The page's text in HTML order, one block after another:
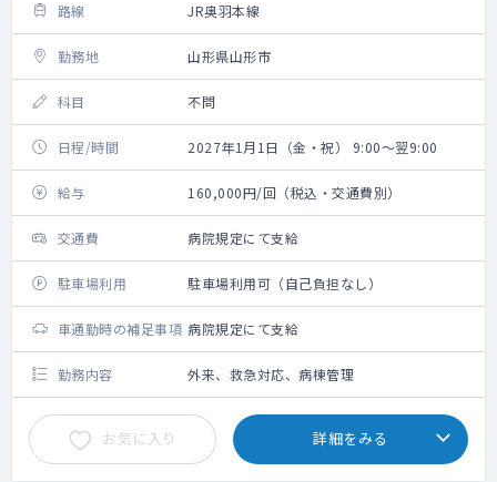
路線 JR奥羽本線
勤務地 山形県山形市
科目 不問
日程/時間 2027年1月1日（金・祝） 9:00～翌9:00
給与 160,000円/回（税込・交通費別）
交通費 病院規定にて支給
駐車場利用 駐車場利用可（自己負担なし）
車通勤時の補足事項 病院規定にて支給
勤務内容 外来、救急対応、病棟管理
お気に入り 詳細をみる